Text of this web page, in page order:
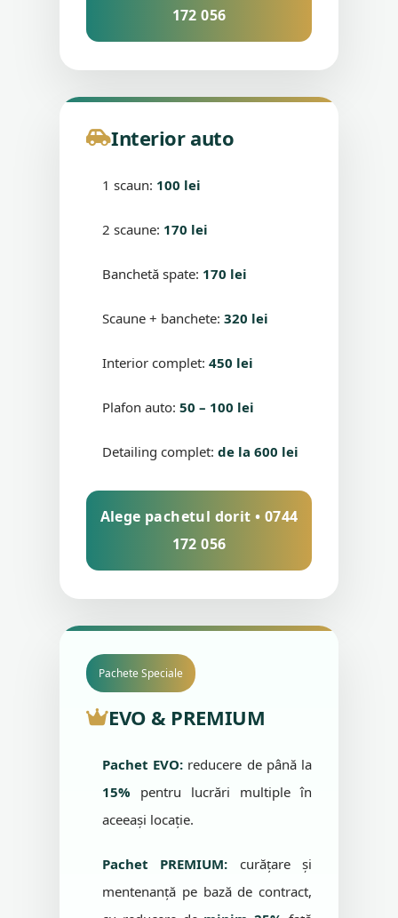
172 056
Interior auto
1 scaun: 100 lei
2 scaune: 170 lei
Banchetă spate: 170 lei
Scaune + banchete:320 lei
Interior complet:450 lei
Plafon auto:50 – 100 lei
Detailing complet:de la 600 lei
Alege pachetul dorit • 0744
172 056
Pachete Speciale
EVO & PREMIUM
Pachet EVO: reducere de până la
15% pentru lucrări multiple în
aceeași locație.
Pachet PREMIUM: curățare și
mentenanță pe bază de contract,